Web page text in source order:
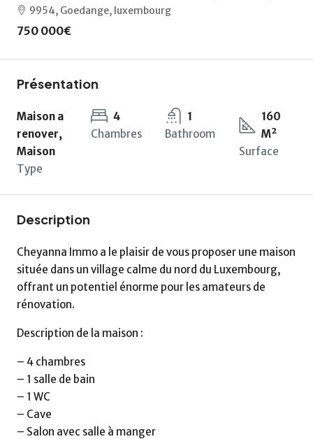
9954, Goedange, luxembourg
750 000€
Présentation
Maison a
renover,
Maison
Type
4
Chambres
1
Bathroom
160
M²
Surface
Description
Cheyanna Immo a le plaisir de vous proposer une maison
située dans un village calme du nord du Luxembourg,
offrant un potentiel énorme pour les amateurs de
rénovation.
Description de la maison :
– 4 chambres
– 1 salle de bain
– 1 WC
– Cave
– Salon avec salle à manger